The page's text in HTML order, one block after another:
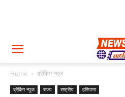
Home ब्रेकिंग न्यूज
ब्रेकिंग न्यूज राज्य राष्ट्रीय हरियाणा